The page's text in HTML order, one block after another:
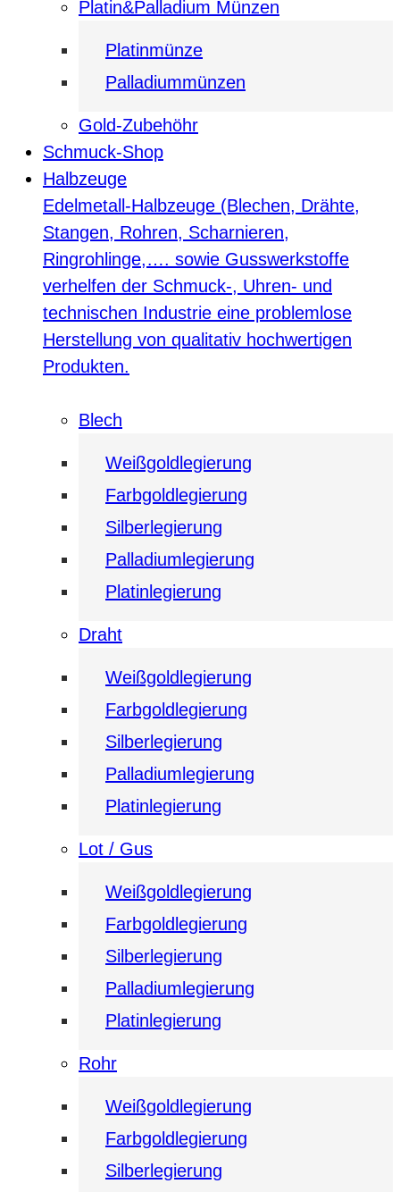
Platin&Palladium Münzen
Platinmünze
Palladiummünzen
Gold-Zubehöhr
Schmuck-Shop
Halbzeuge
Edelmetall-Halbzeuge (Blechen, Drähte,
Stangen, Rohren, Scharnieren,
Ringrohlinge,…. sowie Gusswerkstoffe
verhelfen der Schmuck-, Uhren- und
technischen Industrie eine problemlose
Herstellung von qualitativ hochwertigen
Produkten.
Blech
Weißgoldlegierung
Farbgoldlegierung
Silberlegierung
Palladiumlegierung
Platinlegierung
Draht
Weißgoldlegierung
Farbgoldlegierung
Silberlegierung
Palladiumlegierung
Platinlegierung
Lot / Gus
Weißgoldlegierung
Farbgoldlegierung
Silberlegierung
Palladiumlegierung
Platinlegierung
Rohr
Weißgoldlegierung
Farbgoldlegierung
Silberlegierung